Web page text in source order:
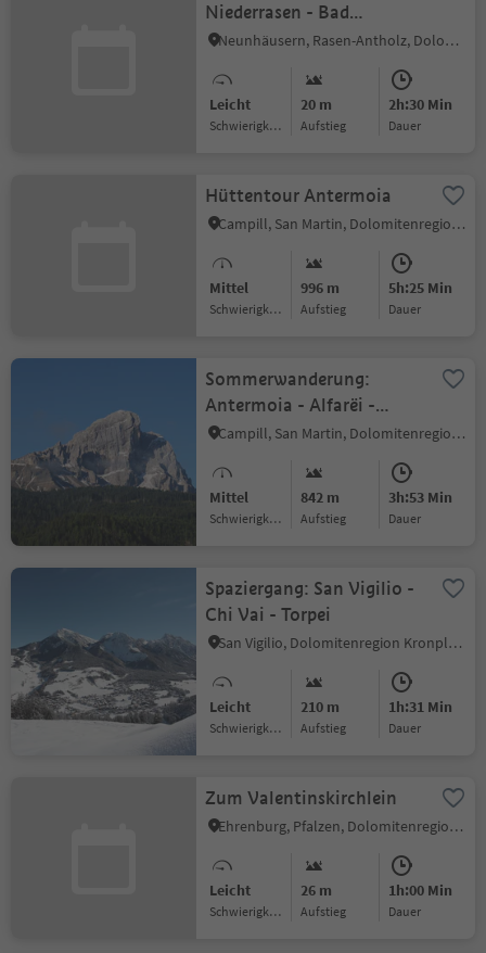
Niederrasen - Bad
Salomonsbrunn
Neunhäusern, Rasen-Antholz, Dolomitenregion Kronplatz
Leicht
Schwierigkeitsgrad
20 m
Aufstieg
2h:30 Min
Dauer
Hüttentour Antermoia
Campill, San Martin, Dolomitenregion Kronplatz
Mittel
Schwierigkeitsgrad
996 m
Aufstieg
5h:25 Min
Dauer
Sommerwanderung:
Antermoia - Alfarëi -
Lüsner Joch - Maurerberg
Campill, San Martin, Dolomitenregion Kronplatz
Mittel
Schwierigkeitsgrad
842 m
Aufstieg
3h:53 Min
Dauer
Spaziergang: San Vigilio -
Chi Vai - Torpei
San Vigilio, Dolomitenregion Kronplatz
Leicht
Schwierigkeitsgrad
210 m
Aufstieg
1h:31 Min
Dauer
Zum Valentinskirchlein
Ehrenburg, Pfalzen, Dolomitenregion Kronplatz
Leicht
Schwierigkeitsgrad
26 m
Aufstieg
1h:00 Min
Dauer